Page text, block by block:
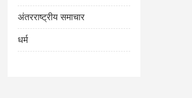
अंतरराष्ट्रीय समाचार
धर्म